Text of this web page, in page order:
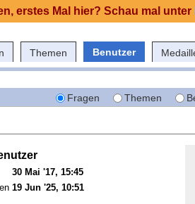
Themen Benutzer
Fragen Themen
30 Mai '17, 15:45
19 Jun '25, 10:51
erstes Mal hier? Schau mal unter